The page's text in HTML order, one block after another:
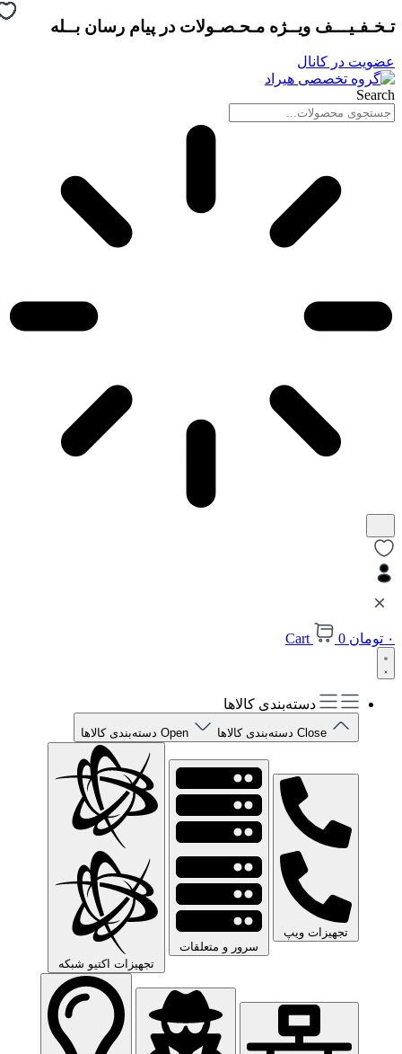
پرش
محتوا
تـخـفـیـــف ویــژه مـحـصـولات در پیام رسان بــله
عضویت در کانال
Search
۰ تومان 0
Cart
دسته‌بندی کالاها
Close دسته‌بندی کالاها Open دسته‌بندی کالاها
تجهیزات ویپ
سرور و متعلقات
تجهیزات اکتیو شبکه